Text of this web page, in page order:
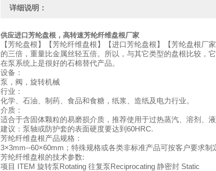
详细说明：
供应进口芳纶盘根，高转速芳纶纤维盘根厂家
【芳纶盘根】【芳纶纤维盘根】【进口芳纶盘根】【芳纶盘根
的三倍，重量比金属丝轻五倍。所以，与其它类型的盘根比较，
在泵系统上是很好的石棉替代产品。
设备：
泵，阀，旋转机械
行业：
化学、石油、制药、食品和食糖，纸浆、造纸及电力行业。
介质：
适合于含固体颗粒的易磨损介质，推荐使用于过热蒸汽、溶剂、
建议：泵轴或防护套的表面硬度要达到60HRC.
芳纶纤维盘根产品规格：
3×3mm--60×60mm；特殊规格或各类非标准产品可按客户要求制
芳纶纤维盘根的技术参数:
项目 ITEM 旋转泵Rotating 往复泵Reciprocating 静密封 Static